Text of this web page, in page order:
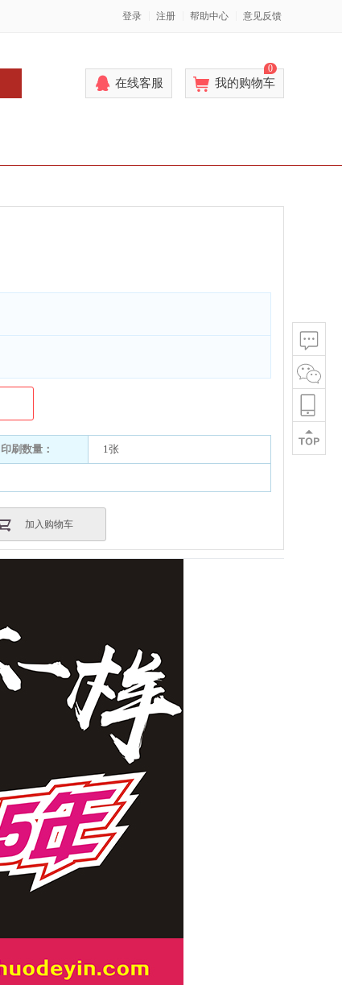
登录 注册 帮助中心 意见反馈
在线客服 我的购物车
0
印刷数量： 1张
加入购物车